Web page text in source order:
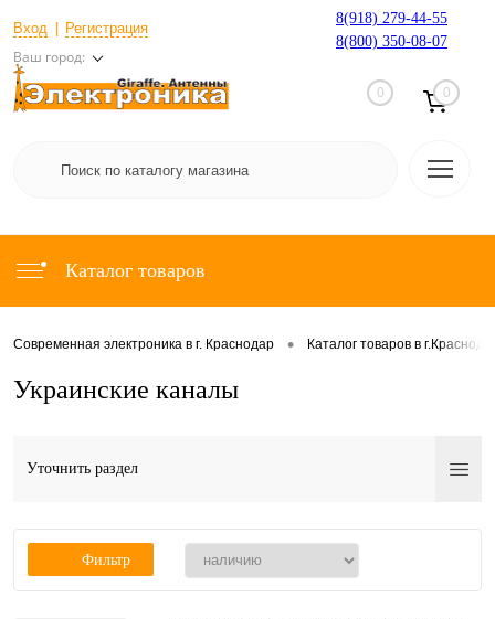
Вход Регистрация
Ваш город:
8(918) 279-44-55
8(800) 350-08-07
0 0
Каталог товаров
Современная электроника в г. Краснодар • Каталог товаров в
Украинские каналы
Уточнить раздел
Фильтр